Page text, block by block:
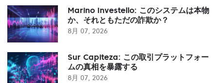
Marino Investello: このシステムは本物
か、それともただの詐欺か？
8月 07, 2026
Sur Capiteza: この取引プラットフォー
ムの真相を暴露する
8月 07, 2026